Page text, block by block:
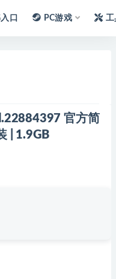
口 PC游戏
官方简
| 1.9GB